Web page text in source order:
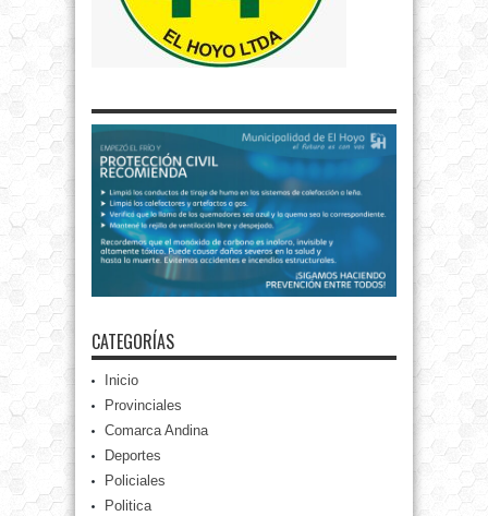
CATEGORÍAS
Inicio
Provinciales
Comarca Andina
Deportes
Policiales
Politica